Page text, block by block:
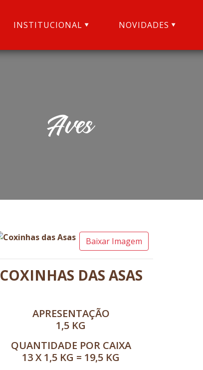
INSTITUCIONAL NOVIDADES
Aves
Baixar Imagem
COXINHAS DAS ASAS
APRESENTAÇÃO
1,5 KG
QUANTIDADE POR CAIXA
13 X 1,5 KG = 19,5 KG